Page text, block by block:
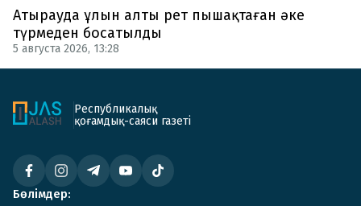
Атырауда ұлын алты рет пышақтаған әке
түрмеден босатылды
5 августа 2026, 13:28
Республикалық
қоғамдық-саяси газеті
Бөлімдер: